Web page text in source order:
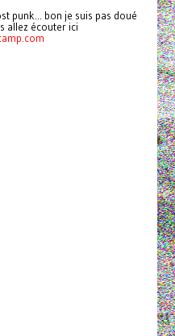
punk... bon je suis pas doué
allez écouter ici